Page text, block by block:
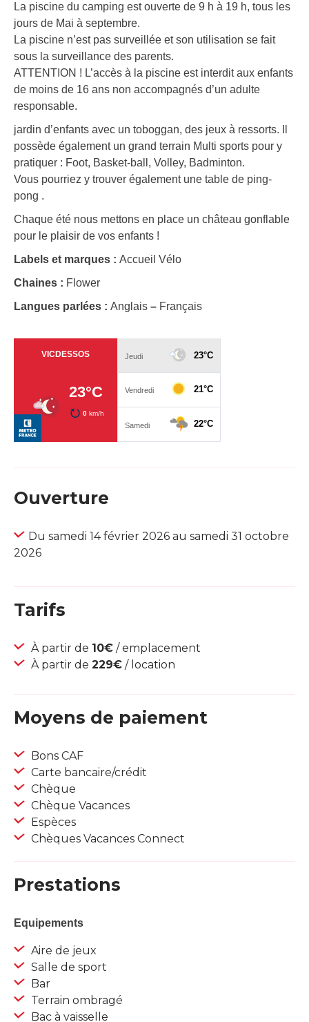
La piscine du camping est ouverte de 9 h à 19 h, tous les
jours de Mai à septembre.
La piscine n’est pas surveillée et son utilisation se fait
sous la surveillance des parents.
ATTENTION ! L’accès à la piscine est interdit aux enfants
de moins de 16 ans non accompagnés d’un adulte
responsable.
jardin d’enfants avec un toboggan, des jeux à ressorts. Il
possède également un grand terrain Multi sports pour y
pratiquer : Foot, Basket-ball, Volley, Badminton.
Vous pourriez y trouver également une table de ping-
pong .
Chaque été nous mettons en place un château gonflable
pour le plaisir de vos enfants !
Labels et marques : Accueil Vélo
Chaines : Flower
Langues parlées : Anglais – Français
Ouverture
Du samedi 14 février 2026 au samedi 31 octobre
2026
Tarifs
À partir de 10€ / emplacement
À partir de 229€ / location
Moyens de paiement
Bons CAF
Carte bancaire/crédit
Chèque
Chèque Vacances
Espèces
Chèques Vacances Connect
Prestations
Equipements
Aire de jeux
Salle de sport
Bar
Terrain ombragé
Bac à vaisselle